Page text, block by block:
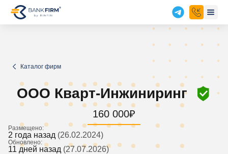
Каталог фирм
ООО Кварт-Инжиниринг
160 000₽
Размещено:
2 года назад (26.02.2024)
Обновлено:
11 дней назад (27.07.2026)